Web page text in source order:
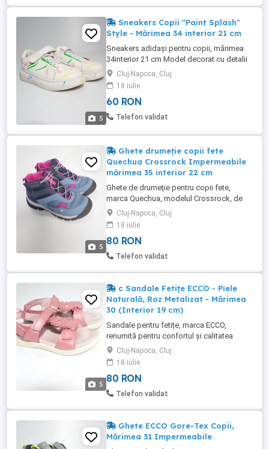
5
Sneakers Copii "Paint Splash"
Style - Mărimea 34 interior 21 cm
Sneakers adidași pentru copii, mărimea
34interior 21 cm Model decorat cu detalii
tip "stropi de vopsea" Sistem de închidere
dublu: Șireturi pentru o fixare bună și
bandă velcro (arici) pentru a fi încălțați și
descălțați rapid. Talpă confortabila si
moale. Toate pozele afișate sunt reale,
Cluj-Napoca, Cluj
18 iulie
60 RON
Telefon validat
5
Ghete drumeție copii fete
Quechua Crossrock Impermeabile
mărimea 35 interior 22 cm
Ghete de drumeție pentru copii fete,
marca Quechua, modelul Crossrock, de
culoare albastru bleu cu detalii fucsia (roz
intens). Ghetele sunt ideale pentru
drumeții la munte, plimbări în natură sau
tabere, oferind suport și protecție. Sunt
cunoscute pentru rezistența lor pe teren
Cluj-Napoca, Cluj
18 iulie
80 RON
Telefon validat
5
c Sandale Fetițe ECCO - Piele
Naturală, Roz Metalizat - Mărimea
30 (Interior 19 cm)
Sandale pentru fetițe, marca ECCO,
renumită pentru confortul și calitatea
încălțămintei pentru copii. Sandalele sunt
realizate din piele naturală de foarte bună
calitate, cu finisaj roz metalizat. Detalii
produs: Material: Piele naturală interior
exterior (asigură respirația piciorului).
Cluj-Napoca, Cluj
18 iulie
80 RON
Telefon validat
Ghete ECCO Gore-Tex Copii,
Mărimea 31 Impermeabile